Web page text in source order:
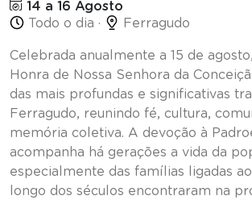
14 a 16 Agosto
Todo o dia ·
Ferragudo
Celebrada anualmente a 15 de
Honra de Nossa Senhora da
das mais profundas e significativas
Ferragudo, reunindo fé, cultura,
memória coletiva. A devoção à
acompanha há gerações a vida da
especialmente das famílias ligadas
longo dos séculos encontraram na